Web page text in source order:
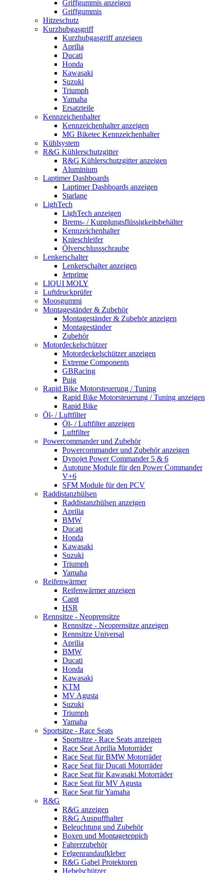
Griffgummis anzeigen
Griffgummis
Hitzeschutz
Kurzhubgasgriff
Kurzhubgasgriff anzeigen
Aprilia
Ducati
Honda
Kawasaki
Suzuki
Triumph
Yamaha
Ersatzteile
Kennzeichenhalter
Kennzeichenhalter anzeigen
MG Biketec Kennzeichenhalter
Kühlsystem
R&G Kühlerschutzgitter
R&G Kühlerschutzgitter anzeigen
Aluminium
Laptimer Dashboards
Laptimer Dashboards anzeigen
Starlane
LighTech
LighTech anzeigen
Brems- / Kupplungsflüssigkeitsbehälter
Kennzeichenhalter
Knieschleifer
Ölverschlussschraube
Lenkerschalter
Lenkerschalter anzeigen
Jetprime
LIQUI MOLY
Luftdruckprüfer
Moosgummi
Montageständer & Zubehör
Montageständer & Zubehör anzeigen
Montageständer
Zubehör
Motordeckelschützer
Motordeckelschützer anzeigen
Extreme Components
GBRacing
Puig
Rapid Bike Motorsteuerung / Tuning
Rapid Bike Motorsteuerung / Tuning anzeigen
Rapid Bike
Öl- / Luftfilter
Öl- / Luftfilter anzeigen
Luftfilter
Powercommander und Zubehör
Powercommander und Zubehör anzeigen
Dynojet Power Commander 5 & 6
Autotune Module für den Power Commander
V+6
SFM Module für den PCV
Raddistanzhülsen
Raddistanzhülsen anzeigen
Aprilia
BMW
Ducati
Honda
Kawasaki
Suzuki
Triumph
Yamaha
Reifenwärmer
Reifenwärmer anzeigen
Capit
HSR
Rennsitze - Neoprensitze
Rennsitze - Neoprensitze anzeigen
Rennsitze Universal
Aprilia
BMW
Ducati
Honda
Kawasaki
KTM
MV Agusta
Suzuki
Triumph
Yamaha
Sportsitze - Race Seats
Sportsitze - Race Seats anzeigen
Race Seat Aprilia Motorräder
Race Seat für BMW Motorräder
Race Seat für Ducati Motorräder
Race Seat für Kawasaki Motorräder
Race Seat für MV Agusta
Race Seat für Yamaha
R&G
R&G anzeigen
R&G Auspuffhalter
Beleuchtung und Zubehör
Boxen und Montageteppich
Fahrerzubehör
Felgenrandaufkleber
R&G Gabel Protektoren
Hebelschützer